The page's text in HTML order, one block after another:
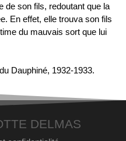
de son fils, redoutant que la
En effet, elle trouva son fils
du mauvais sort que lui
Dauphiné, 1932-1933.
DELMAS